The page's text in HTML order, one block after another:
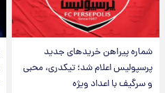
شماره پیراهن خریدهای جدید
پرسپولیس اعلام شد؛ تیکدری، محبی
و سرگیف با اعداد ویژه